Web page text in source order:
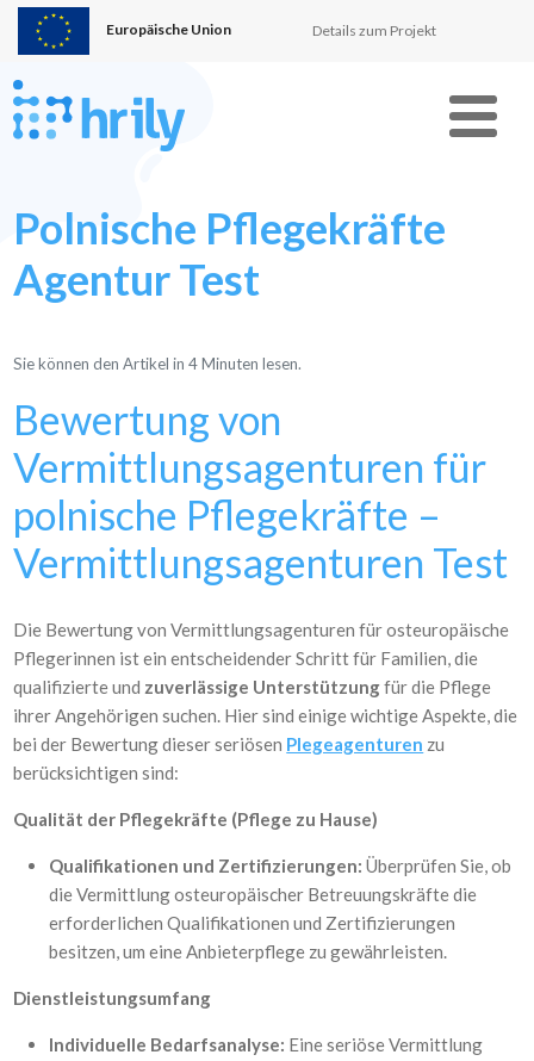
Europäische Union Details zum Projekt
Menu
Polnische Pflegekräfte
Agentur Test
Sie können den Artikel in4 Minuten lesen.
Bewertung von
Vermittlungsagenturen für
polnische Pflegekräfte –
Vermittlungsagenturen Test
Die Bewertung von Vermittlungsagenturen für osteuropäische
Pflegerinnen ist ein entscheidender Schritt für Familien, die
qualifizierte und zuverlässige Unterstützungfür die Pflege
ihrer Angehörigen suchen. Hier sind einige wichtige Aspekte, die
bei der Bewertung dieser seriösen Plegeagenturen zu
berücksichtigen sind:
Qualität der Pflegekräfte (Pflege zu Hause)
Qualifikationen und Zertifizierungen: Überprüfen Sie, ob
die Vermittlung osteuropäischer Betreuungskräfte die
erforderlichen Qualifikationen und Zertifizierungen
besitzen, um eine Anbieterpflege zu gewährleisten.
Dienstleistungsumfang
Individuelle Bedarfsanalyse: Eine seriöse Vermittlung